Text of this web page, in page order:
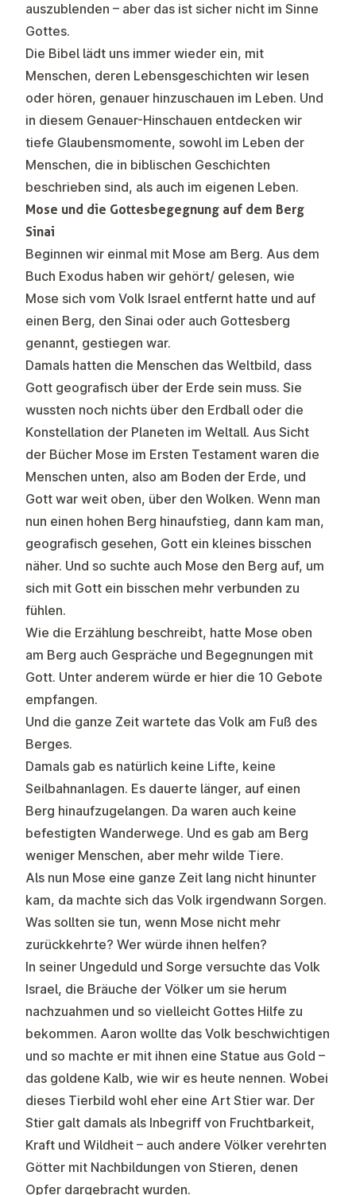
auszublenden – aber das ist sicher nicht im Sinne
Gottes.
Die Bibel lädt uns immer wieder ein, mit
Menschen, deren Lebensgeschichten wir lesen
oder hören, genauer hinzuschauen im Leben. Und
in diesem Genauer-Hinschauen entdecken wir
tiefe Glaubensmomente, sowohl im Leben der
Menschen, die in biblischen Geschichten
beschrieben sind, als auch im eigenen Leben.
Mose und die Gottesbegegnung auf dem Berg
Sinai
Beginnen wir einmal mit Mose am Berg. Aus dem
Buch Exodus haben wir gehört/ gelesen, wie
Mose sich vom Volk Israel entfernt hatte und auf
einen Berg, den Sinai oder auch Gottesberg
genannt, gestiegen war.
Damals hatten die Menschen das Weltbild, dass
Gott geografisch über der Erde sein muss. Sie
wussten noch nichts über den Erdball oder die
Konstellation der Planeten im Weltall. Aus Sicht
der Bücher Mose im Ersten Testament waren die
Menschen unten, also am Boden der Erde, und
Gott war weit oben, über den Wolken. Wenn man
nun einen hohen Berg hinaufstieg, dann kam man,
geografisch gesehen, Gott ein kleines bisschen
näher. Und so suchte auch Mose den Berg auf, um
sich mit Gott ein bisschen mehr verbunden zu
fühlen.
Wie die Erzählung beschreibt, hatte Mose oben
am Berg auch Gespräche und Begegnungen mit
Gott. Unter anderem würde er hier die 10 Gebote
empfangen.
Und die ganze Zeit wartete das Volk am Fuß des
Berges.
Damals gab es natürlich keine Lifte, keine
Seilbahnanlagen. Es dauerte länger, auf einen
Berg hinaufzugelangen. Da waren auch keine
befestigten Wanderwege. Und es gab am Berg
weniger Menschen, aber mehr wilde Tiere.
Als nun Mose eine ganze Zeit lang nicht hinunter
kam, da machte sich das Volk irgendwann Sorgen.
Was sollten sie tun, wenn Mose nicht mehr
zurückkehrte? Wer würde ihnen helfen?
In seiner Ungeduld und Sorge versuchte das Volk
Israel, die Bräuche der Völker um sie herum
nachzuahmen und so vielleicht Gottes Hilfe zu
bekommen. Aaron wollte das Volk beschwichtigen
und so machte er mit ihnen eine Statue aus Gold –
das goldene Kalb, wie wir es heute nennen. Wobei
dieses Tierbild wohl eher eine Art Stier war. Der
Stier galt damals als Inbegriff von Fruchtbarkeit,
Kraft und Wildheit – auch andere Völker verehrten
Götter mit Nachbildungen von Stieren, denen
Opfer dargebracht wurden.